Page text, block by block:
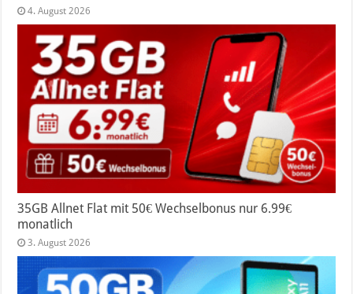
4. August 2026
35GB Allnet Flat mit 50€ Wechselbonus nur 6.99€
monatlich
3. August 2026